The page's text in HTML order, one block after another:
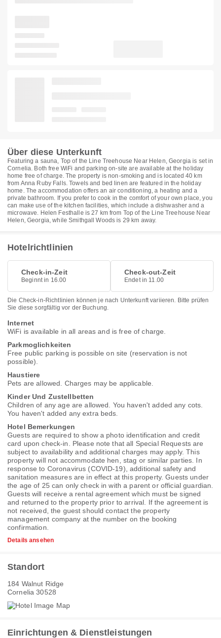
Über diese Unterkunft
Featuring a sauna, Top of the Line Treehouse Near Helen, Georgia is set in
Cornelia. Both free WiFi and parking on-site are available at the holiday
home free of charge. The property is non-smoking and is located 40 km
from Anna Ruby Falls. Towels and bed linen are featured in the holiday
home. The accommodation offers an air conditioning, a heating and a
private bathroom. If you prefer to cook in the comfort of your own place, you
can make use of the kitchen facilities, which include a dishwasher and a
microwave. Helen Festhalle is 27 km from Top of the Line Treehouse Near
Helen, Georgia, while Smithgall Woods is 29 km away.
Hotelrichtlinien
Check-in-Zeit
Beginnt in 16.00
Check-out-Zeit
Endet in 11.00
Die Check-in-Richtlinien können je nach Unterkunft variieren. Bitte prüfen
Sie diese sorgfältig vor der Buchung.
Internet
WiFi is available in all areas and is free of charge.
Parkmoglichkeiten
Free public parking is possible on site (reservation is not
possible).
Haustiere
Pets are allowed. Charges may be applicable.
Kinder Und Zustellbetten
Children of any age are allowed. You haven't added any cots.
You haven't added any extra beds.
Hotel Bemerkungen
Guests are required to show a photo identification and credit
card upon check-in. Please note that all Special Requests are
subject to availability and additional charges may apply. This
property will not accommodate hen, stag or similar parties. In
response to Coronavirus (COVID-19), additional safety and
sanitation measures are in effect at this property. Guests under
the age of 25 can only check in with a parent or official guardian.
Guests will receive a rental agreement which must be signed
and returned to the property prior to arrival. If the agreement is
not received, the guest should contact the property
management company at the number on the booking
confirmation.
Details ansehen
Standort
184 Walnut Ridge
Cornelia 30528
Einrichtungen & Dienstleistungen